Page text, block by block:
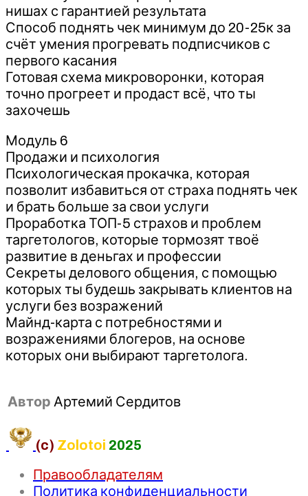
нишах с гарантией результата
Способ поднять чек минимум до 20-25к за
счёт умения прогревать подписчиков с
первого касания
Готовая схема микроворонки, которая
точно прогреет и продаст всё, что ты
захочешь
Модуль 6
Продажи и психология
Психологическая прокачка, которая
позволит избавиться от страха поднять чек
и брать больше за свои услуги
Проработка ТОП-5 страхов и проблем
таргетологов, которые тормозят твоё
развитие в деньгах и профессии
Секреты делового общения, с помощью
которых ты будешь закрывать клиентов на
услуги без возражений
Майнд-карта с потребностями и
возражениями блогеров, на основе
которых они выбирают таргетолога.
Автор Артемий Сердитов
(c) Zolotoi 2025
Правообладателям
Политика конфиденциальности